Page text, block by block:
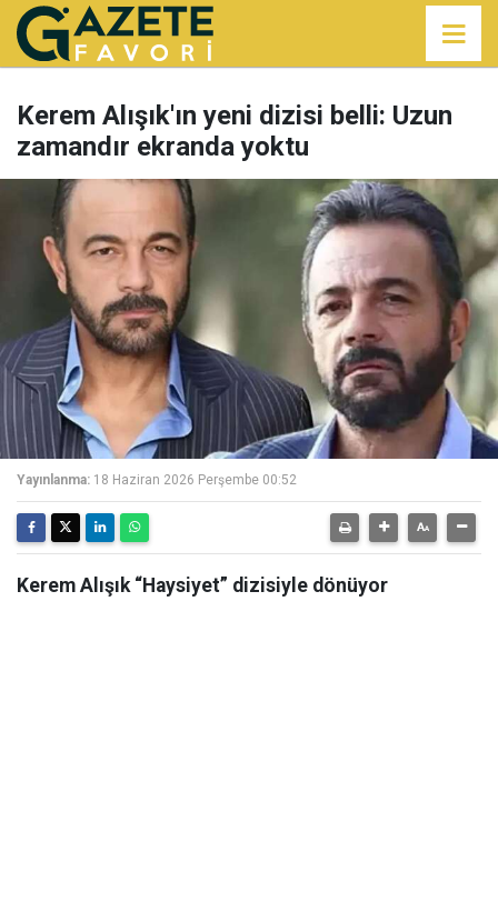
Kerem Alışık'ın yeni dizisi belli: Uzun
zamandır ekranda yoktu
Yayınlanma: 18 Haziran 2026 Perşembe 00:52
Kerem Alışık “Haysiyet” dizisiyle dönüyor